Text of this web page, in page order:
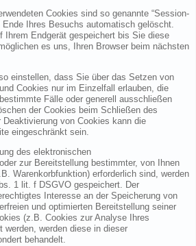
Cookies sind so genannte “Session-
Ende Ihres Besuchs automatisch gelöscht.
Ihrem Endgerät gespeichert bis Sie diese
es uns, Ihren Browser beim nächsten
einstellen, dass Sie über das Setzen von
Cookies nur im Einzelfall erlauben, die
Fälle oder generell ausschließen
der Cookies beim Schließen des
von Cookies kann die
eingeschränkt sein.
des elektronischen
zur Bereitstellung bestimmter, von Ihnen
Warenkorbfunktion) erforderlich sind, werden
1 lit. f DSGVO gespeichert. Der
Interesse an der Speicherung von
und optimierten Bereitstellung seiner
(z.B. Cookies zur Analyse Ihres
werden, werden diese in dieser
behandelt.